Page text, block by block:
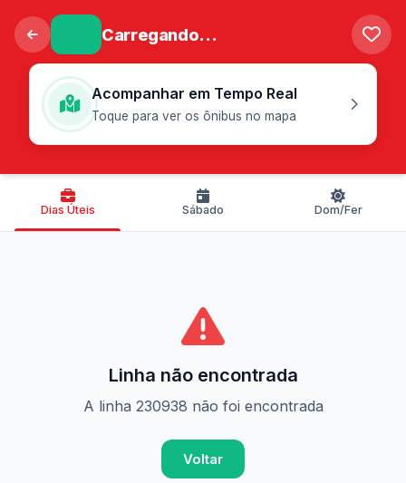
Carregando...
Acompanhar em Tempo Real
Toque para ver os ônibus no mapa
Dias Úteis Sábado Dom/Fer
Linha não encontrada
A linha 230938 não foi encontrada
Voltar